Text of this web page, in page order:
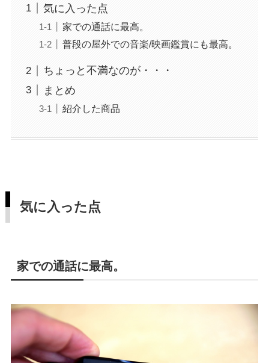
気に入った点
家での通話に最高。
普段の屋外での音楽/映画鑑賞にも最高。
ちょっと不満なのが・・・
まとめ
紹介した商品
気に入った点
家での通話に最高。